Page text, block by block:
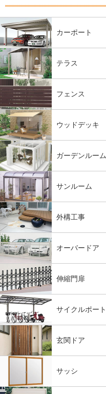
カーポート
テラス
フェンス
ウッドデッキ
ガーデンルーム
サンルーム
外構工事
オーバードア
伸縮門扉
サイクルポート
玄関ドア
サッシ